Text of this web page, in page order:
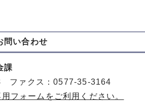
問い合わせ
課
ファクス：0577-35-3164
フォームをご利用ください。